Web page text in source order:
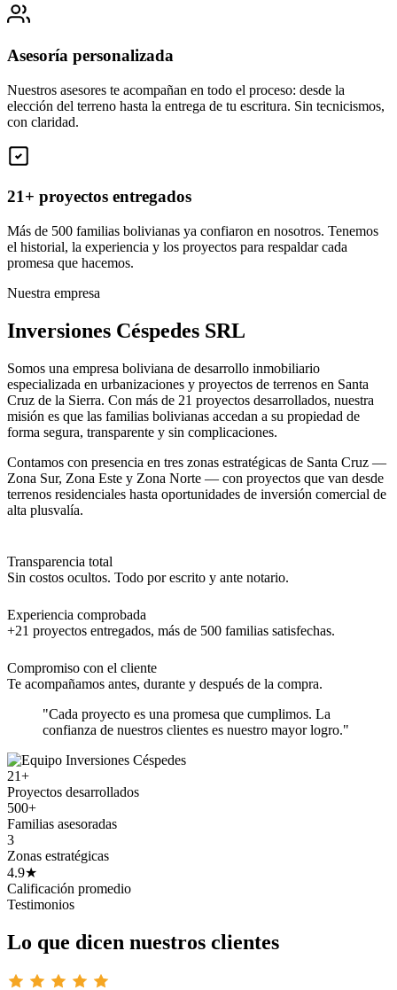
Asesoría personalizada
Nuestros asesores te acompañan en todo el proceso: desde la
elección del terreno hasta la entrega de tu escritura. Sin tecnicismos,
con claridad.
21+ proyectos entregados
Más de 500 familias bolivianas ya confiaron en nosotros. Tenemos
el historial, la experiencia y los proyectos para respaldar cada
promesa que hacemos.
Nuestra empresa
Inversiones Céspedes SRL
Somos una empresa boliviana de desarrollo inmobiliario
especializada en urbanizaciones y proyectos de terrenos en Santa
Cruz de la Sierra. Con más de 21 proyectos desarrollados, nuestra
misión es que las familias bolivianas accedan a su propiedad de
forma segura, transparente y sin complicaciones.
Contamos con presencia en tres zonas estratégicas de Santa Cruz —
Zona Sur, Zona Este y Zona Norte — con proyectos que van desde
terrenos residenciales hasta oportunidades de inversión comercial de
alta plusvalía.
Transparencia total
Sin costos ocultos. Todo por escrito y ante notario.
Experiencia comprobada
+21 proyectos entregados, más de 500 familias satisfechas.
Compromiso con el cliente
Te acompañamos antes, durante y después de la compra.
"Cada proyecto es una promesa que cumplimos. La
confianza de nuestros clientes es nuestro mayor logro."
21+
Proyectos desarrollados
500+
Familias asesoradas
3
Zonas estratégicas
4.9★
Calificación promedio
Testimonios
Lo que dicen nuestros clientes